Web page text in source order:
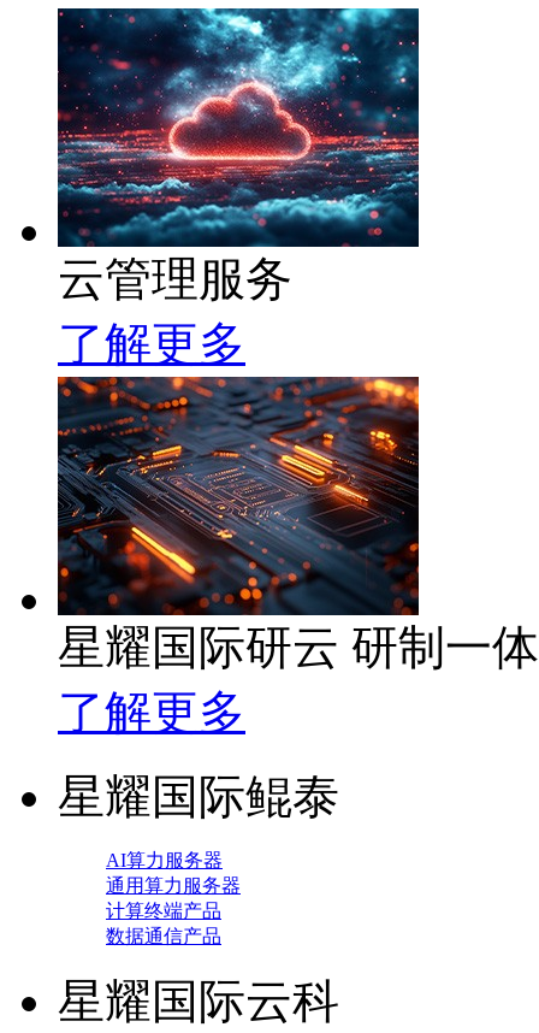
云管理服务
了解更多
星耀国际研云 研制一
了解更多
星耀国际鲲泰
AI算力服务器
通用算力服务器
计算终端产品
数据通信产品
星耀国际云科